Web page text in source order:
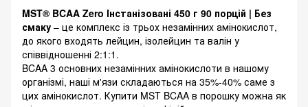
MST® BCAA Zero Інстанізовані 450 г 90 порцій | Без
смаку – це комплекс із трьох незамінних амінокислот,
до якого входять лейцин, ізолейцин та валін у
співвідношенні 2:1:1.
BCAA 3 основних незамінних амінокислоти в нашому
організмі, наші м'язи складаються на 35%-40% саме з
цих амінокислот. Купити MST BCAA в порошку можна як